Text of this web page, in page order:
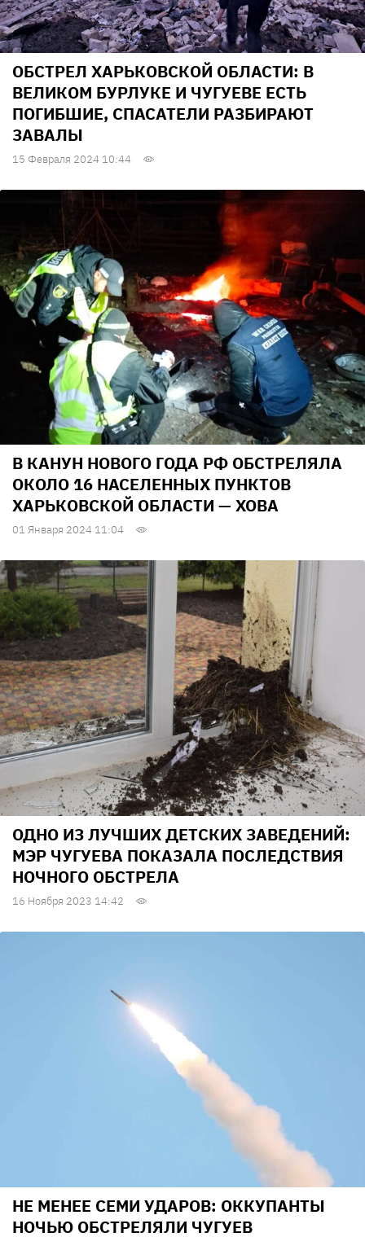
ОБСТРЕЛ ХАРЬКОВСКОЙ ОБЛАСТИ: В
ВЕЛИКОМ БУРЛУКЕ И ЧУГУЕВЕ ЕСТЬ
ПОГИБШИЕ, СПАСАТЕЛИ РАЗБИРАЮТ
ЗАВАЛЫ
15 Февраля 2024 10:44
В КАНУН НОВОГО ГОДА РФ ОБСТРЕЛЯЛА
ОКОЛО 16 НАСЕЛЕННЫХ ПУНКТОВ
ХАРЬКОВСКОЙ ОБЛАСТИ — ХОВА
01 Января 2024 11:04
ОДНО ИЗ ЛУЧШИХ ДЕТСКИХ ЗАВЕДЕНИЙ:
МЭР ЧУГУЕВА ПОКАЗАЛА ПОСЛЕДСТВИЯ
НОЧНОГО ОБСТРЕЛА
16 Ноября 2023 14:42
НЕ МЕНЕЕ СЕМИ УДАРОВ: ОККУПАНТЫ
НОЧЬЮ ОБСТРЕЛЯЛИ ЧУГУЕВ